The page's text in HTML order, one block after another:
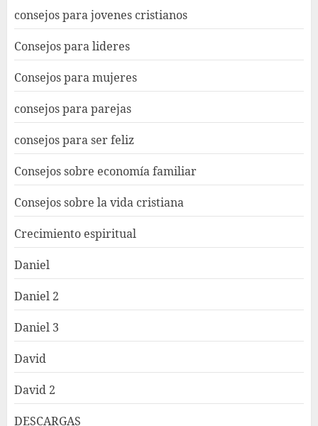
consejos para jovenes cristianos
Consejos para lideres
Consejos para mujeres
consejos para parejas
consejos para ser feliz
Consejos sobre economía familiar
Consejos sobre la vida cristiana
Crecimiento espiritual
Daniel
Daniel 2
Daniel 3
David
David 2
DESCARGAS